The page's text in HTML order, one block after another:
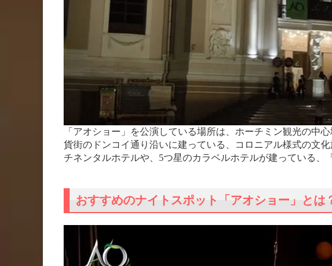
「アオショー」を公演している場所は、ホーチミン観光の中
貨街のドンコイ通り沿いに建っている、コロニアル様式の文
チネンタルホテルや、5つ星のカラベルホテルが建っている、
おすすめのナイトスポット「アオショー」とは